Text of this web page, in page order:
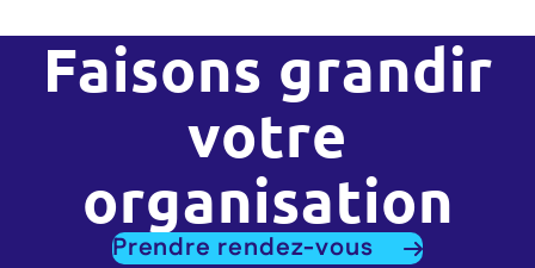
Faisons grandir
votre
organisation
Prendre rendez-vous